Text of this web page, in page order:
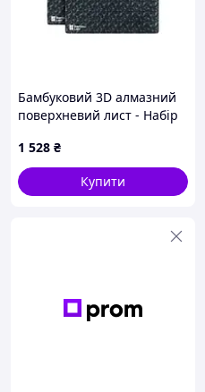
Бамбуковий 3D алмазний
поверхневий лист - Набір
X1, X2D, P2S, P1 та A1 -
Bambu Lab
1 528 ₴
Купити